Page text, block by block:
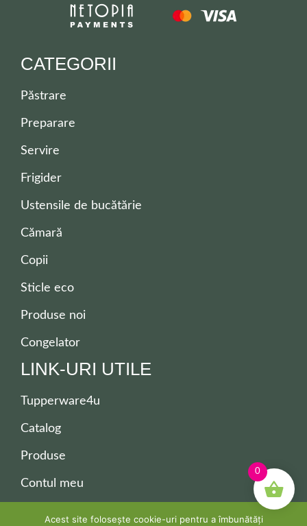
CATEGORII
Păstrare
Preparare
Servire
Frigider
Ustensile de bucătărie
Cămară
Copii
Sticle eco
Produse noi
Congelator
LINK-URI UTILE
Tupperware4u
Catalog
Produse
Contul meu
0
Acest site folosește cookie-uri pentru a îmbunătăți